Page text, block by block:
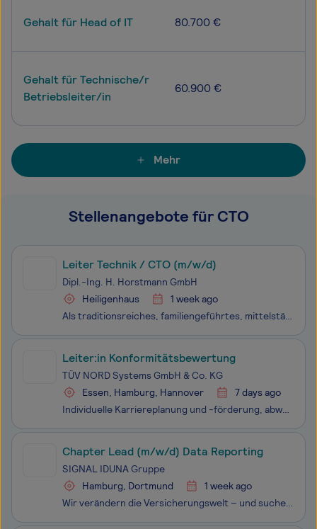
Gehalt für Head of IT 80.700 €
Gehalt für Technische/r
Betriebsleiter/in
60.900 €
Mehr
Stellenangebote für CTO
Leiter Technik / CTO (m/w/d)
Dipl.-Ing. H. Horstmann GmbH
Heiligenhaus
1 week ago
Als traditionsreiches, familiengeführtes, mittelständisches Unternehmen sind wir tonangebend im Markt der Mittelspannungsversorgung und Systemanbieter für Energieversorger und Netzbetreiber. Der Name HORSTMANN ist ein weltweit bekanntes Markenzeichen und garantiert unseren Kunden höchste Qualität u
Leiter:in Konformitätsbewertung
TÜV NORD Systems GmbH & Co. KG
Essen, Hamburg, Hannover
7 days ago
Individuelle Karriereplanung und -förderung, abwechslungsreiche und herausfordernde Aufgaben in Verbindung mit Gestaltungsfreiheit: Das macht das Arbeitsumfeld der TÜV NORD GROUP aus und ermöglicht exzellente Lösungen für Menschen, Technik und Umwelt in mehr als 100 Ländern. Wir handeln jederzeit ve
Chapter Lead (m/w/d) Data Reporting
SIGNAL IDUNA Gruppe
Hamburg, Dortmund
1 week ago
Wir verändern die Versicherungswelt – und suchen dich, um die Zukunft mitzugestalten. Als einer der größten deutschen Versicherer und Finanzdienstleister mit Hauptsitz in Hamburg und Dortmund haben wir uns in den letzten Jahren grundlegend transformiert. Unsere moderne und agile Arbeitswelt, in der